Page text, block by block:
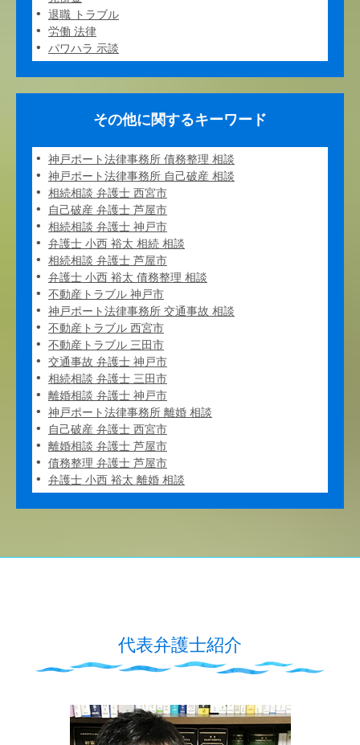
退職 トラブル
労働 法律
パワハラ 示談
その他に関するキーワード
神戸ポート法律事務所 債務整理 相談
神戸ポート法律事務所 自己破産 相談
相続相談 弁護士 西宮市
自己破産 弁護士 芦屋市
相続相談 弁護士 神戸市
弁護士 小西 裕太 相続 相談
相続相談 弁護士 芦屋市
弁護士 小西 裕太 債務整理 相談
不動産トラブル 神戸市
神戸ポート法律事務所 交通事故 相談
不動産トラブル 西宮市
不動産トラブル 三田市
交通事故 弁護士 神戸市
相続相談 弁護士 三田市
離婚相談 弁護士 神戸市
神戸ポート法律事務所 離婚 相談
自己破産 弁護士 西宮市
離婚相談 弁護士 芦屋市
債務整理 弁護士 芦屋市
弁護士 小西 裕太 離婚 相談
代表弁護士紹介